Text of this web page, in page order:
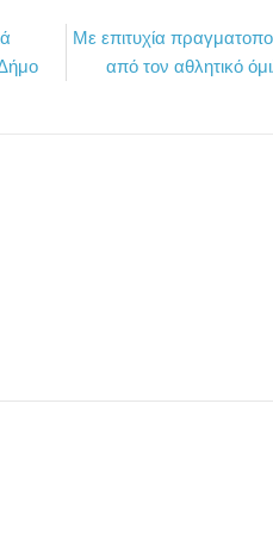
Με επιτυχία
από τον αθλητικό